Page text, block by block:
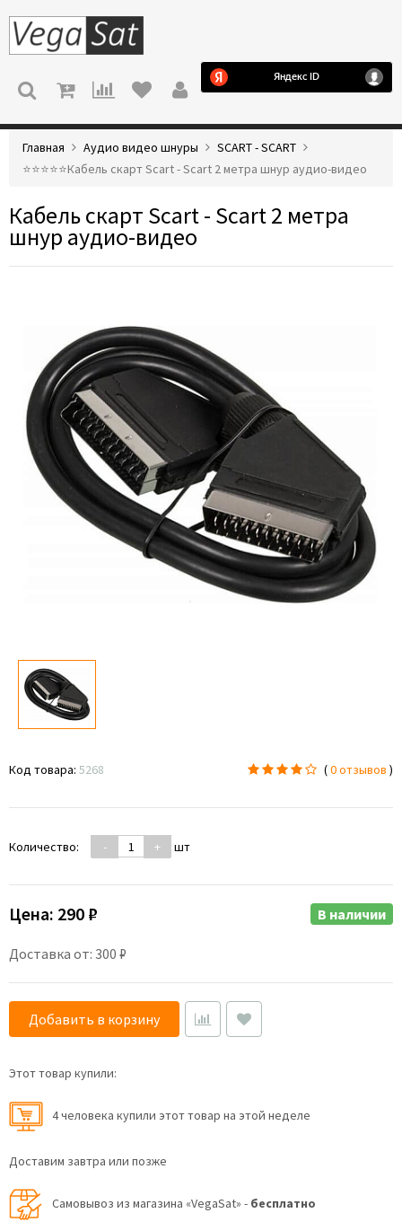
МЕНЮ
Главная Аудио видео шнуры
SCART - SCART
⭐️⭐️⭐️⭐️⭐️Кабель скарт Scart - Scart 2 метра шнур аудио-видео
Кабель скарт Scart - Scart 2 метра
шнур аудио-видео
Код товара: 5268 (0 отзывов )
Количество: - + шт
Цена: 290 ₽
Доставка от: 300 ₽
В наличии
Добавить в корзину
Этот товар купили:
4 человекa купили этот товар на этой неделе
Доставим завтра или позже
Самовывоз из магазина «VegaSat» - бесплатно